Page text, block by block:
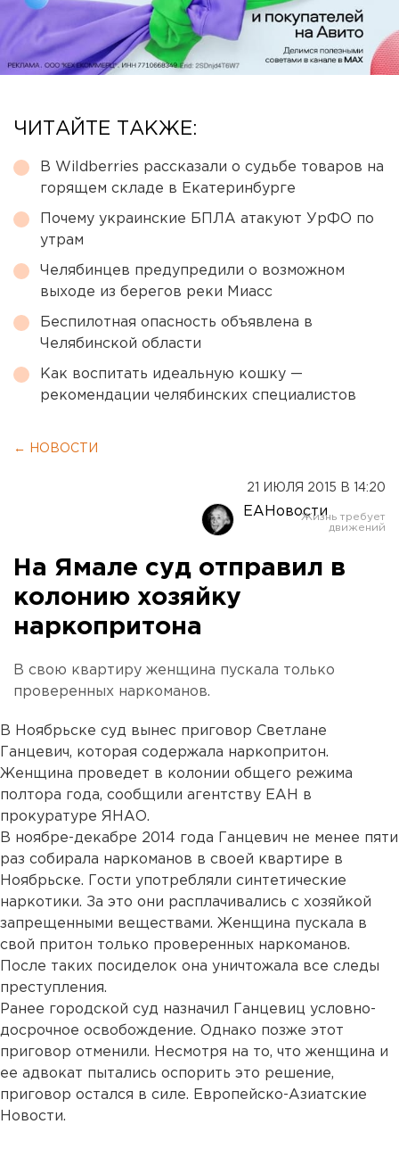
ЧИТАЙТЕ ТАКЖЕ:
В Wildberries рассказали о судьбе товаров на
горящем складе в Екатеринбурге
Почему украинские БПЛА атакуют УрФО по
утрам
Челябинцев предупредили о возможном
выходе из берегов реки Миасс
Беспилотная опасность объявлена в
Челябинской области
Как воспитать идеальную кошку —
рекомендации челябинских специалистов
← НОВОСТИ
21 ИЮЛЯ 2015 В 14:20
ЕАНовости
На Ямале суд отправил в
колонию хозяйку
наркопритона
В свою квартиру женщина пускала только
проверенных наркоманов.
В Ноябрьске суд вынес приговор Светлане
Ганцевич, которая содержала наркопритон.
Женщина проведет в колонии общего режима
полтора года, сообщили агентству ЕАН в
прокуратуре ЯНАО.
В ноябре-декабре 2014 года Ганцевич не менее пяти
раз собирала наркоманов в своей квартире в
Ноябрьске. Гости употребляли синтетические
наркотики. За это они расплачивались с хозяйкой
запрещенными веществами. Женщина пускала в
свой притон только проверенных наркоманов.
После таких посиделок она уничтожала все следы
преступления.
Ранее городской суд назначил Ганцевиц условно-
досрочное освобождение. Однако позже этот
приговор отменили. Несмотря на то, что женщина и
ее адвокат пытались оспорить это решение,
приговор остался в силе. Европейско-Азиатские
Новости.